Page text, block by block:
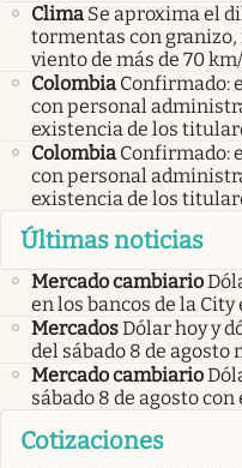
Clima Se aproxima el
tormentas con
viento de más de 70
Colombia Confirmado:
con personal
existencia de los
Colombia Confirmado:
con personal
existencia de los
Últimas noticias
Mercado cambiario
en los bancos de la
MercadosDólar hoy y
del sábado 8 de
Mercado cambiario
sábado 8 de agosto con
Cotizaciones